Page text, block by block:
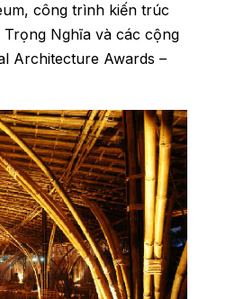
công trình kiến trúc
Trọng Nghĩa và các cộng
Architecture Awards –